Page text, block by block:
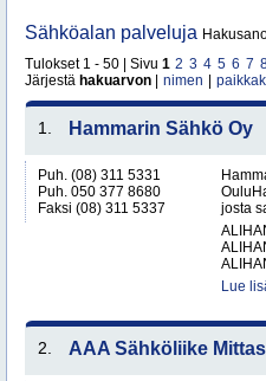
Sähköalan palveluja
Tulokset 1 - 50 | Sivu 1 2 3 4 5 6 7
Järjestä hakuarvon nimen
1. Hammarin Sähkö Oy
Puh. (08) 311 5331
Puh. 050 377 8680
Faksi (08) 311 5337
josta
Lue
2. AAA Sähköliike